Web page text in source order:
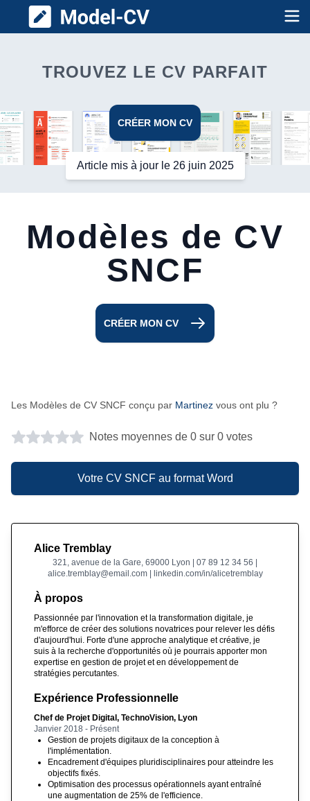
Model CV
TROUVEZ LE CV PARFAIT
CRÉER MON CV
Article mis à jour le 26 juin 2025
Modèles de CV
SNCF
CRÉER MON CV
Les Modèles de CV SNCF conçu par Martinez vous ont plu ?
Notes moyennes de 0 sur 0 votes
Votre CV SNCF au format Word
Alice Tremblay
321, avenue de la Gare, 69000 Lyon | 07 89 12 34 56 |
alice.tremblay@email.com | linkedin.com/in/alicetremblay
À propos
Passionnée par l'innovation et la transformation digitale, je
m'efforce de créer des solutions novatrices pour relever les défis
d'aujourd'hui. Forte d'une approche analytique et créative, je
suis à la recherche d'opportunités où je pourrais apporter mon
expertise en gestion de projet et en développement de
stratégies percutantes.
Expérience Professionnelle
Chef de Projet Digital, TechnoVision, Lyon
Janvier 2018 - Présent
Gestion de projets digitaux de la conception à
l'implémentation.
Encadrement d'équipes pluridisciplinaires pour atteindre les
objectifs fixés.
Optimisation des processus opérationnels ayant entraîné
une augmentation de 25% de l'efficience.